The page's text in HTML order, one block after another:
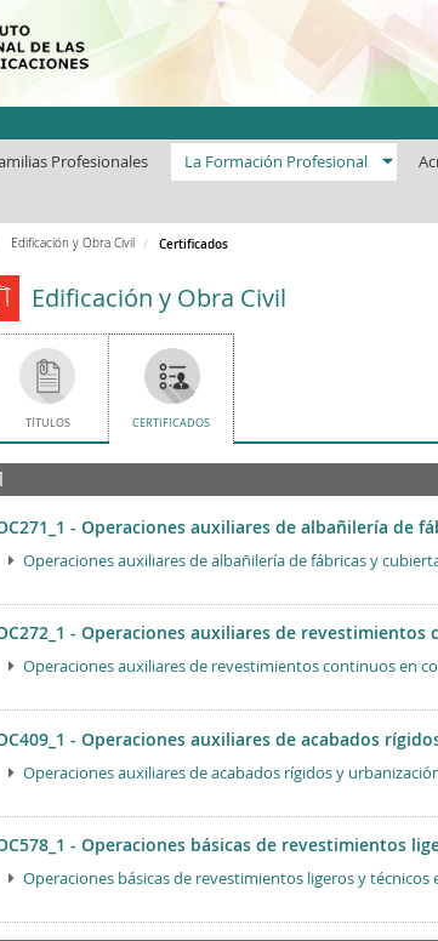
de las
Profesionales La Formación Profesional
Edificación y Obra Civil Certificados
Edificación y Obra Civil
TÍTULOS CERTIFICADOS
- Operaciones auxiliares de albañilería de
Operaciones auxiliares de albañilería de fábricas y
- Operaciones auxiliares de
Operaciones auxiliares de revestimientos continuos en
- Operaciones auxiliares de acabados
Operaciones auxiliares de acabados rígidos y
- Operaciones básicas de revestimientos
Operaciones básicas de revestimientos ligeros y técnicos